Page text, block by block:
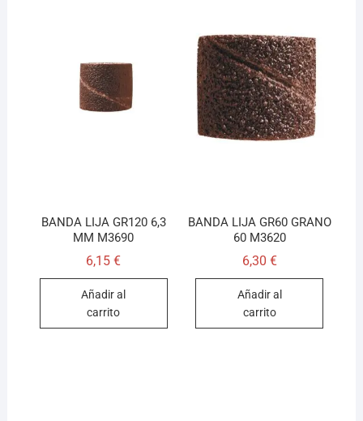
BANDA LIJA GR120 6,3
MM M3690
6,15€
Añadir al
carrito
BANDA LIJA GR60 GRANO
60 M3620
6,30 €
Añadir al
carrito